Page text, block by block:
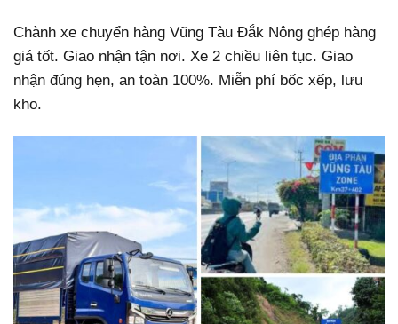
Chành xe chuyển hàng Vũng Tàu Đắk Nông ghép hàng
giá tốt. Giao nhận tận nơi. Xe 2 chiều liên tục. Giao
nhận đúng hẹn, an toàn 100%. Miễn phí bốc xếp, lưu
kho.